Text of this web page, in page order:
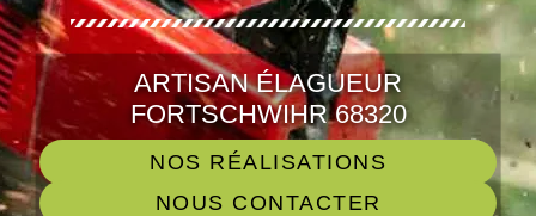
ARTISAN ÉLAGUEUR
FORTSCHWIHR 68320
NOS RÉALISATIONS
NOUS CONTACTER